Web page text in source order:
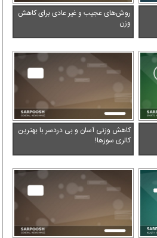
روش‌های عجیب و غیر عادی برای کاهش
وزن
کاهش وزنی آسان و بی دردسر با بهترین
کالری سوزها!